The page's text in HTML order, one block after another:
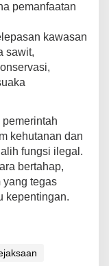
pemanfaatan
kawasan
sawit,
kehutanan dan
fungsi ilegal.
bertahap,
yang tegas
kepentingan.